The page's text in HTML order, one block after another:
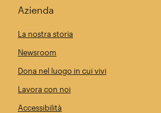
Azienda
La nostra storia
Newsroom
Dona nel luogo in cui vivi
Lavora con noi
Accessibilità